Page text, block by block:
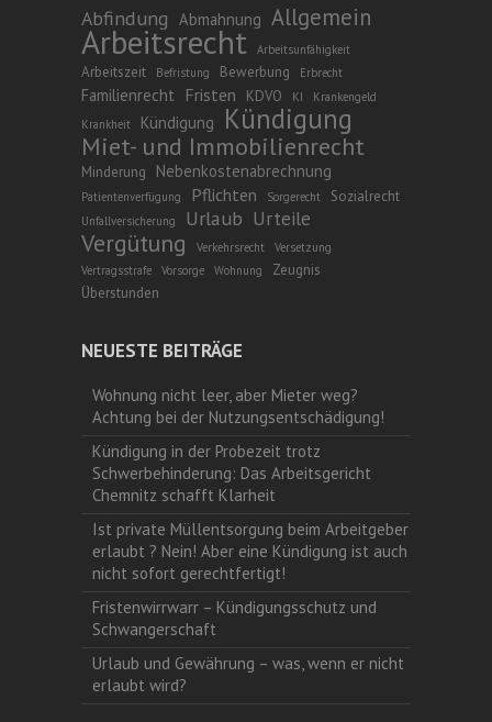
Abfindung Abmahnung Allgemein
Arbeitsrecht Arbeitsunfähigkeit
Arbeitszeit Befristung Bewerbung Erbrecht
Familienrecht Fristen KDVO KI
Krankengeld
Krankheit
Kündigung Kündigung
Miet- und Immobilienrecht
Minderung Nebenkostenabrechnung
Patientenverfügung Pflichten Sorgerecht Sozialrecht
Unfallversicherung Urlaub Urteile
Vergütung Verkehrsrecht
Versetzung
Vertragsstrafe
Vorsorge Wohnung
Zeugnis
Überstunden
NEUESTE BEITRÄGE
Wohnung nicht leer, aber Mieter weg?
Achtung bei der Nutzungsentschädigung!
Kündigung in der Probezeit trotz
Schwerbehinderung: Das Arbeitsgericht
Chemnitz schafft Klarheit
Ist private Müllentsorgung beim Arbeitgeber
erlaubt ? Nein! Aber eine Kündigung ist auch
nicht sofort gerechtfertigt!
Fristenwirrwarr – Kündigungsschutz und
Schwangerschaft
Urlaub und Gewährung – was, wenn er nicht
erlaubt wird?